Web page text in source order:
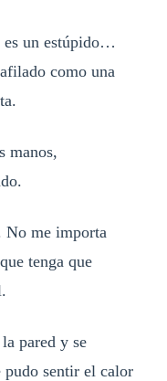
un estúpido…
como una
manos,
me importa
tenga que
pared y se
sentir el calor